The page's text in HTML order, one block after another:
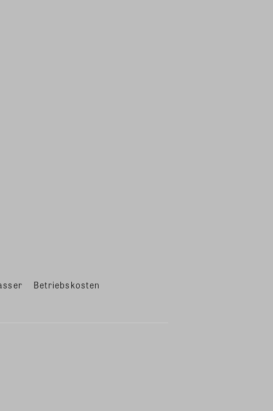
Betriebskosten